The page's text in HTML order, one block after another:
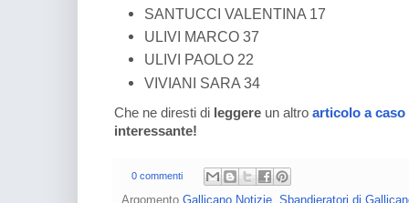
SANTUCCI VALENTINA 17
ULIVI MARCO 37
ULIVI PAOLO 22
VIVIANI SARA 34
Che ne diresti di leggere un altro articolo a caso
interessante!
0 commenti
Argomento Gallicano Notizie Sbandieratori di